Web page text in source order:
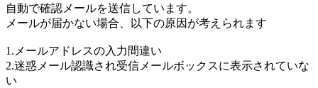
自動で確認メールを送信しています。
メールが届かない場合、以下の原因が考えられます
1.メールアドレスの入力間違い
2.迷惑メール認識され受信メールボックスに表示されていな
い